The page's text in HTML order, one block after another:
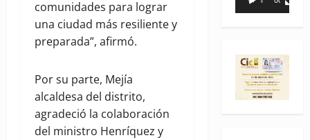
comunidades para lograr
una ciudad más resiliente y
preparada”, afirmó.
Por su parte, Mejía
alcaldesa del distrito,
agradeció la colaboración
del ministro Henríquez y